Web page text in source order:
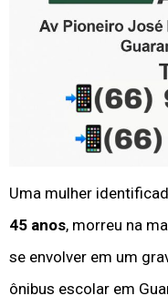
Uma mulher
45 anos, morreu na
se envolver em um
ônibus escolar em